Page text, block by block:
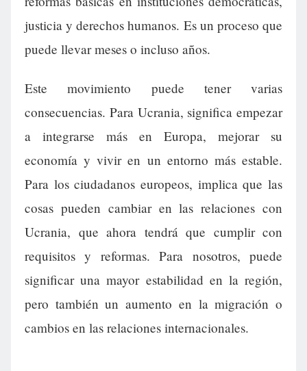
justicia y derechos humanos. Es un proceso que
puede llevar meses o incluso años.
Este movimiento puede tener varias
consecuencias. Para Ucrania, significa empezar
a integrarse más en Europa, mejorar su
economía y vivir en un entorno más estable.
Para los ciudadanos europeos, implica que las
cosas pueden cambiar en las relaciones con
Ucrania, que ahora tendrá que cumplir con
requisitos y reformas. Para nosotros, puede
significar una mayor estabilidad en la región,
pero también un aumento en la migración o
cambios en las relaciones internacionales.